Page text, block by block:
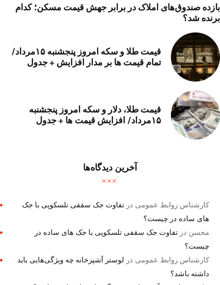
بازده صندوق‌های املاک در برابر جهش قیمت مسکن؛ کدام
برنده شد؟
قیمت طلا و سکه امروز پنجشنبه ۱۵مرداد/
تمام قیمت ها بر مدار افزایش + جدول
قیمت طلا، دلار و سکه امروز پنجشنبه
۱۵مرداد/ افزایش قیمت ها + جدول
آخرین دیدگاه‌ها
کارشناس روابط عمومی درتفاوت جک سقفی تلسکوپی با جک
های ساده در چیست؟
محسن درتفاوت جک سقفی تلسکوپی با جک های ساده در
چیست؟
کارشناس روابط عمومی در لوستر آشپزخانه چه ویژگی‌هایی باید
داشته باشد؟